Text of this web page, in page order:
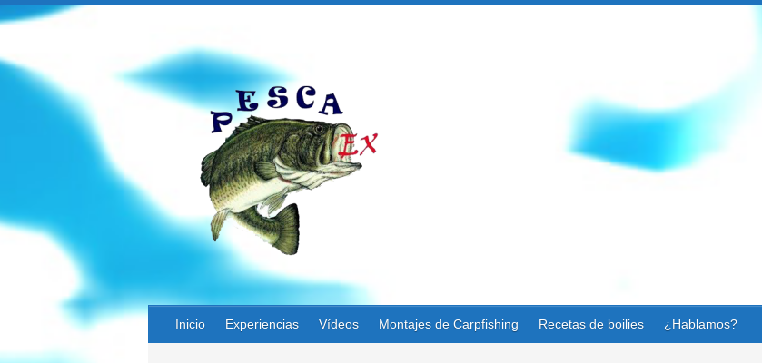
Saltar
contenido
Inicio Experiencias Vídeos Montajes de Carpfishing Recetas de boilies ¿Hablamos?